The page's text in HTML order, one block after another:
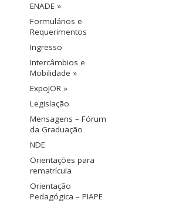
ENADE »
Formulários e
Requerimentos
Ingresso
Intercâmbios e
Mobilidade »
ExpoJOR »
Legislação
Mensagens – Fórum
da Graduação
NDE
Orientações para
rematrícula
Orientação
Pedagógica – PIAPE